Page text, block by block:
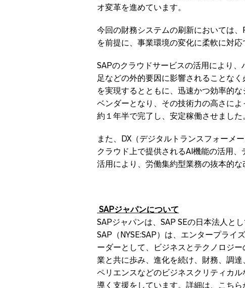
オ変革を進めています。
今回の財務システムの刷新においては
を前提に、事業環境の変化に柔軟に対
SAPのクラウドサービスの活用により
足などの外的要因に影響されることな
を実現するとともに、迅速かつ効率的
ベンダーとなり、その技術力の高さに
約１年半で完了し、安定稼働させました
また、DX（デジタルトランスフォーメ
クラウド上で提供されるAI機能の活用
活用により、労働集約型業務の抜本的
SAPジャパンについて
SAPジャパンは、SAP SEの日本法人と
SAP（NYSE:SAP）は、エンタープライ
ーダーとして、ビジネスとテクノロジ
業と共に歩み、進化を続け、財務、調
ペリエンスなどのビジネスクリティカ
導く支援をしています。詳細は、こちら